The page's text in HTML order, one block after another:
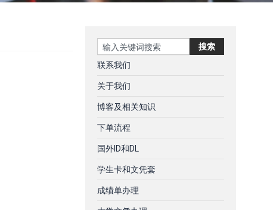
Search 搜索
联系我们
关于我们
博客及相关知识
下单流程
国外ID和DL
学生卡和文凭套
成绩单办理